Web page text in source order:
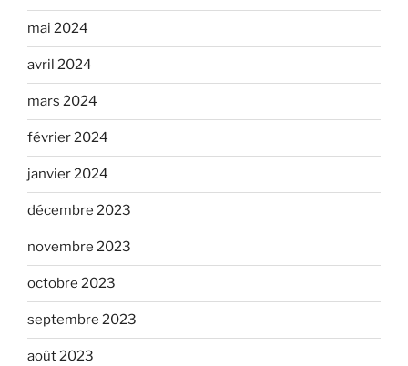
mai 2024
avril 2024
mars 2024
février 2024
janvier 2024
décembre 2023
novembre 2023
octobre 2023
septembre 2023
août 2023